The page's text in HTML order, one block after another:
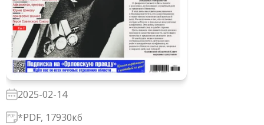
2025-02-14
*PDF, 17930кб